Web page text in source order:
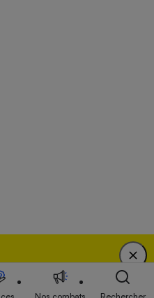
tout en soutenant
de l'Etat, des
des producteurs et des